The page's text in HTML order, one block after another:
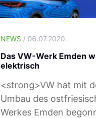
NEWS / 06.07.2020.
Das VW-Werk Emden
elektrisch
<strong>VW hat mit
Umbau des
Werkes Emden